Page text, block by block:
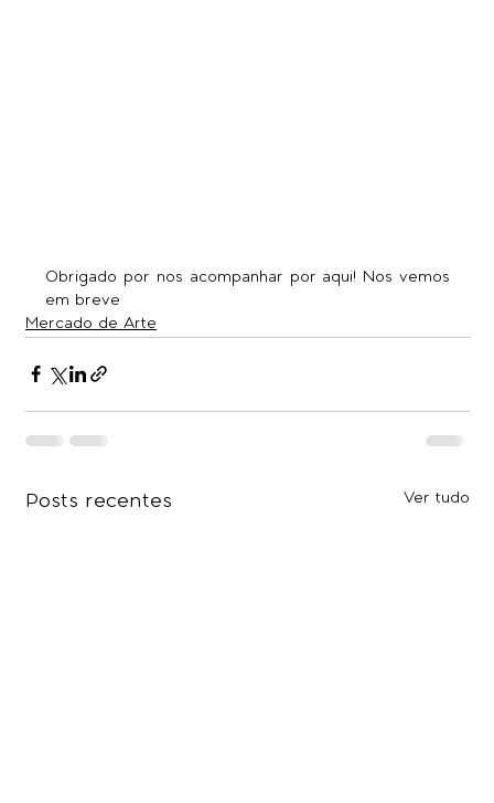
Obrigado por nos acompanhar por aqui! Nos vemos
em breve
Mercado de Arte
Posts recentes Ver tudo